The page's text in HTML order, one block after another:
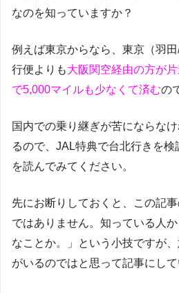
なのを知っていますか？
例えば東京からなら、東京（羽
行便よりも大阪関空経由の方が
で5,000マイルも少なくて済むの
国内での乗り継ぎが苦にならな
るので、JAL特典で台北行きを
を読んでみてください。
先にお断りしておくと、この記
ではありません。知っている人
なことか。」という小技ですが
がいるのではと思って記事にして